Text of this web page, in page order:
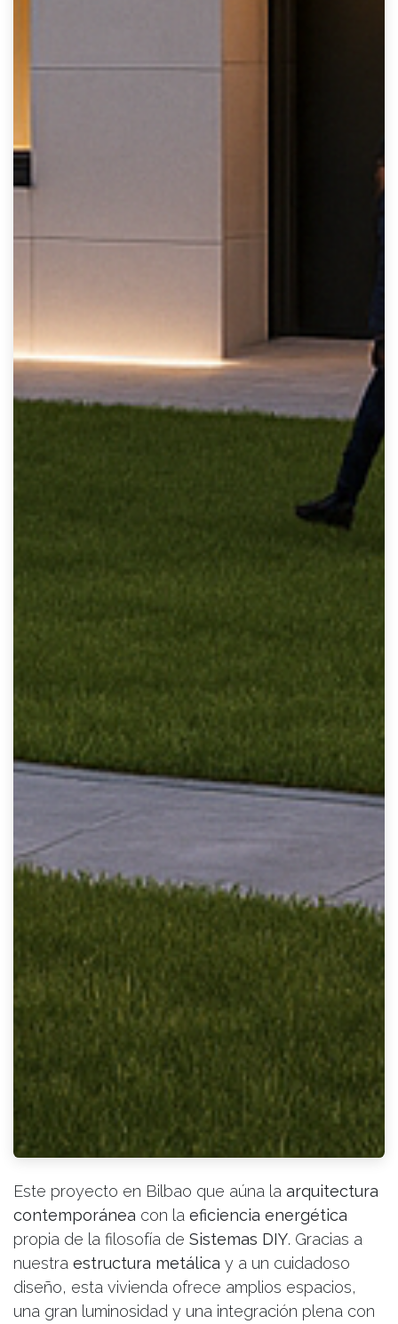
Este proyecto en Bilbao que aúna la arquitectura
contemporánea con la eficiencia energética
propia de la filosofía de Sistemas DIY. Gracias a
nuestra estructura metálica y a un cuidadoso
diseño, esta vivienda ofrece amplios espacios,
una gran luminosidad y una integración plena con